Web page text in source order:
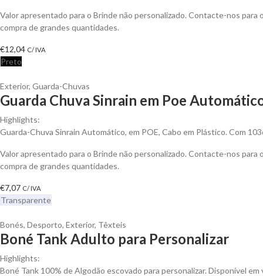
Valor apresentado para o Brinde não personalizado. Contacte-nos para
compra de grandes quantidades.
€12,04 C/ IVA
Preto
Exterior, Guarda-Chuvas
Guarda Chuva Sinrain em Poe
Highlights:
Guarda-Chuva Sinrain Automático, em POE, Cabo em Plástico. Com
Valor apresentado para o Brinde não personalizado. Contacte-nos para
compra de grandes quantidades.
€7,07 C/ IVA
Transparente
Bonés, Desporto, Exterior, Têxteis
Boné Tank Adulto para Personalizar
Highlights:
Boné Tank 100% de Algodão escovado para personalizar. Disponível em